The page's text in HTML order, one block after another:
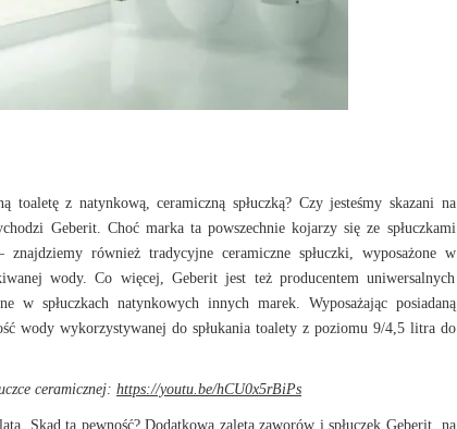
z natynkową, ceramiczną spłuczką? Czy jesteśmy skazani na
Geberit. Choć marka ta powszechnie kojarzy się ze spłuczkami
również tradycyjne ceramiczne spłuczki, wyposażone w
wody. Co więcej, Geberit jest też producentem uniwersalnych
w spłuczkach natynkowych innych marek. Wyposażając posiadaną
wody wykorzystywanej do spłukania toalety z poziomu 9/4,5 litra do
ceramicznej: https://youtu.be/hCU0x5rBiPs
Skąd ta pewność? Dodatkową zaletą zaworów i spłuczek Geberit, na